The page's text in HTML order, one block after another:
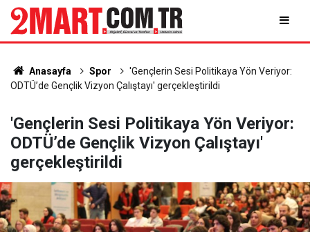
Anasayfa Spor
'Gençlerin Sesi Politikaya Yön Veriyor:
ODTÜ’de Gençlik Vizyon Çalıştayı' gerçekleştirildi
'Gençlerin Sesi Politikaya Yön Veriyor:
ODTÜ’de Gençlik Vizyon Çalıştayı'
gerçekleştirildi